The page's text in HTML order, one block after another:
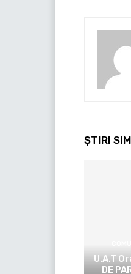
ȘTIRI
U.A.T
DE